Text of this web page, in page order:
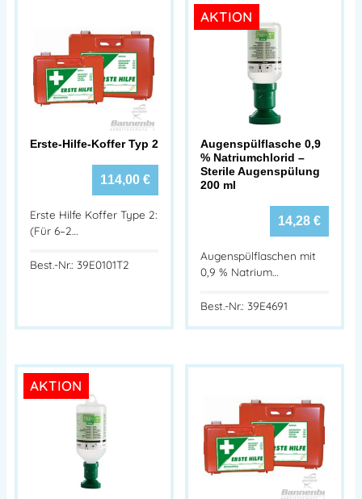
Erste-Hilfe-Koffer Typ 2
114,00 €
Erste Hilfe Koffer Type 2:
(Für 6–2…
Best.-Nr.: 39E0101T2
AKTION
Augenspülflasche 0,9
% Natriumchlorid –
Sterile Augen­spülung
200 ml
14,28 €
Augenspülflaschen mit
0,9 % Natrium…
Best.-Nr.: 39E4691
AKTION